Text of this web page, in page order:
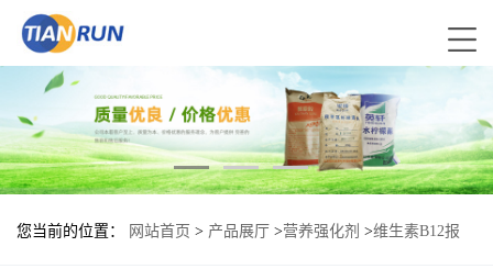
您当前的位置： 网站首页 > 产品展厅 >营养强化剂 >维生素B12报